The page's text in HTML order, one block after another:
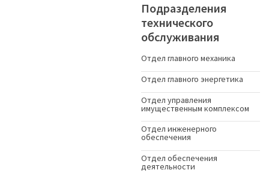
Подразделения
технического
обслуживания
Отдел главного механика
Отдел главного энергетика
Отдел управления
имущественным комплексом
Отдел инженерного
обеспечения
Отдел обеспечения
деятельности